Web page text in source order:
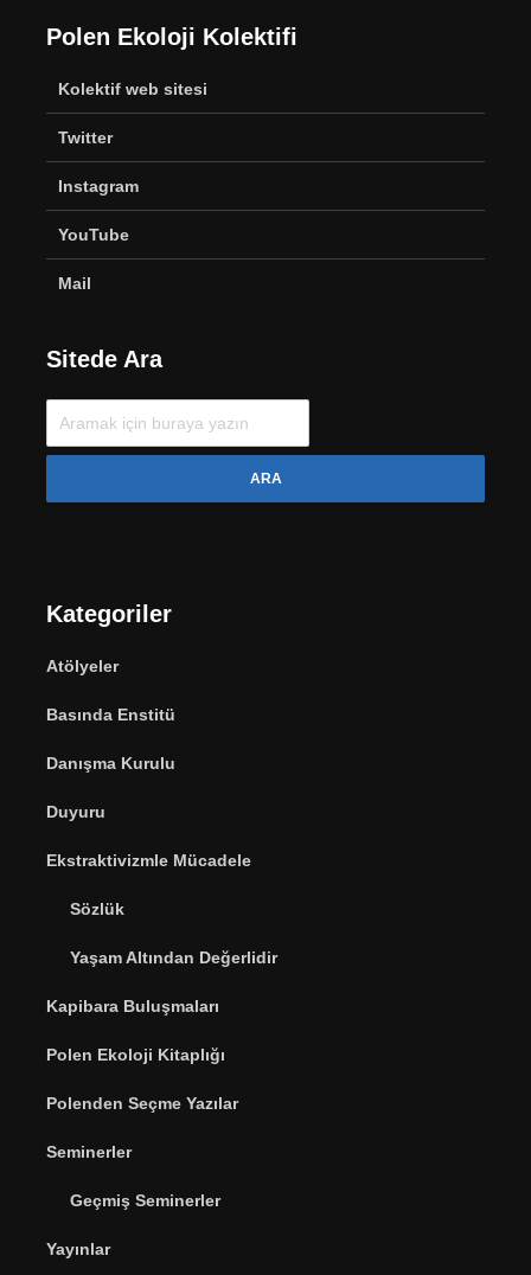
Polen Ekoloji Kolektifi
Kolektif web sitesi
Twitter
Instagram
YouTube
Mail
Sitede Ara
ARA
Kategoriler
Atölyeler
Basında Enstitü
Danışma Kurulu
Duyuru
Ekstraktivizmle Mücadele
Sözlük
Yaşam Altından Değerlidir
Kapibara Buluşmaları
Polen Ekoloji Kitaplığı
Polenden Seçme Yazılar
Seminerler
Geçmiş Seminerler
Yayınlar